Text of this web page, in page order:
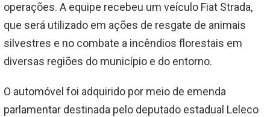
operações. A equipe recebeu um veículo Fiat Strada,
que será utilizado em ações de resgate de animais
silvestres e no combate a incêndios florestais em
diversas regiões do município e do entorno.
O automóvel foi adquirido por meio de emenda
parlamentar destinada pelo deputado estadual Leleco